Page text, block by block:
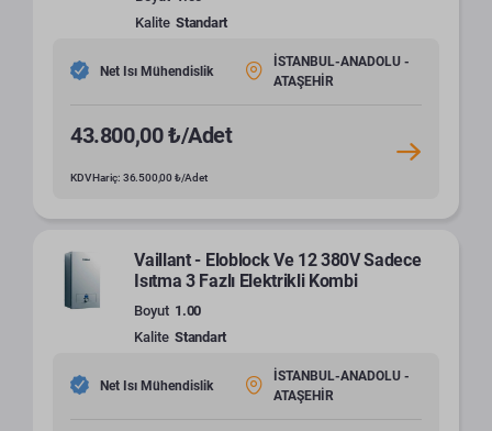
Kalite Standart
Net Isı Mühendislik
İSTANBUL-ANADOLU -
ATAŞEHİR
43.800,00 ₺/Adet
KDV Hariç: 36.500,00 ₺/Adet
Vaillant - Eloblock Ve 12 380V Sadece
Isıtma 3 Fazlı Elektrikli Kombi
Boyut 1.00
Kalite Standart
Net Isı Mühendislik
İSTANBUL-ANADOLU -
ATAŞEHİR